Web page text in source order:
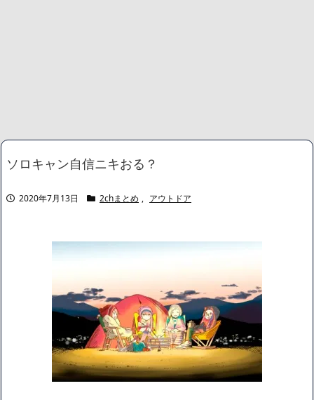
ショートスリーパー堀大輔さん、生配信で「寝たほうがいんじゃ
ないですか？」というコメントにブチギレ！ガチで怖すぎると話題
に・・・NEW!
クるらしいｗｗｗｗｗｗｗｗｗｗｗｗｗNEW!
【画像】思わず保存したくなる「笑える画像・最高な画像」貼っ
ていけｗｗｗｗｗ
【画像】身長155cm・体重36kg・ウエスト51cmのスレンダー美
少女がAVデビュ－ｗwwww
【画像】彼女「ねー、今日のデートこれで行っていー？」ﾊﾟｼｬ
広末涼子さん、正気に戻ってしまい絶望する・・・「アカン、キ
ャリアがすべて終わった」
【配信者】「金バエ」のSNS更新が1週間途絶え、様々な憶測が
飛び交う。1週間ぶりの投稿でも一人称が「ボキ」ではなく「俺」と
ソロキャン自信ニキおる？
2020年7月13日 2chまとめ , アウトドア